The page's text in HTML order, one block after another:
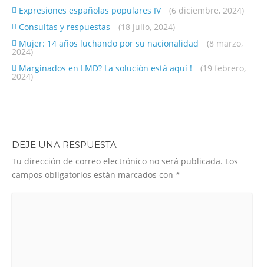
Expresiones españolas populares IV
(6 diciembre, 2024)
Consultas y respuestas
(18 julio, 2024)
Mujer: 14 años luchando por su nacionalidad
(8 marzo,
2024)
Marginados en LMD? La solución está aquí !
(19 febrero,
2024)
DEJE UNA RESPUESTA
Tu dirección de correo electrónico no será publicada. Los
campos obligatorios están marcados con *